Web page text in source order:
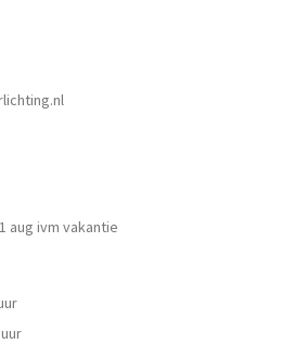
aug ivm vakantie